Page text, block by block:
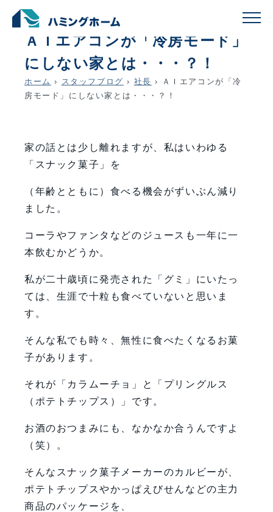
schedule
ＡＩエアコンが「冷房モード」
にしない家とは・・・？！
ホーム › スタッフブログ › 社長 ›
ＡＩエアコンが「冷
房モード」にしない家とは・・・？！
家の話とは少し離れますが、私はいわゆる
「スナック菓子」を
（年齢とともに）食べる機会がずいぶん減り
ました。
コーラやファンタなどのジュースも一年に一
本飲むかどうか。
私が二十歳頃に発売された「グミ」にいたっ
ては、生涯で十粒も食べていないと思いま
す。
そんな私でも時々、無性に食べたくなるお菓
子があります。
それが「カラムーチョ」と「プリングルス
（ポテトチップス）」です。
お酒のおつまみにも、なかなか合うんですよ
（笑）。
そんなスナック菓子メーカーのカルビーが、
ポテトチップスやかっぱえびせんなどの主力
商品のパッケージを、